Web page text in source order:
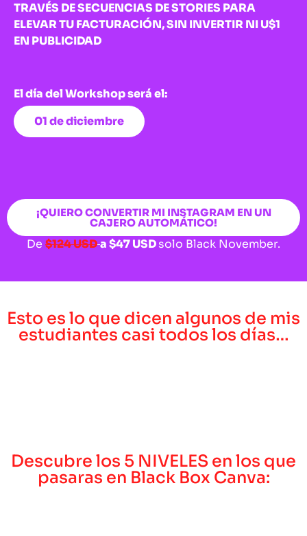
TRAVÉS DE SECUENCIAS DE STORIES PARA
ELEVAR TU FACTURACIÓN, SIN INVERTIR NI U$1
EN PUBLICIDAD
El día del Workshop será el:
01 de diciembre
¡QUIERO CONVERTIR MI INSTAGRAM EN UN
CAJERO AUTOMÁTICO!
De $124 USDa$47 USDsolo Black November.
Esto es lo que dicen algunos de mis
estudiantes casi todos los días…
Descubre los 5 NIVELES en los que
pasaras en Black Box Canva: